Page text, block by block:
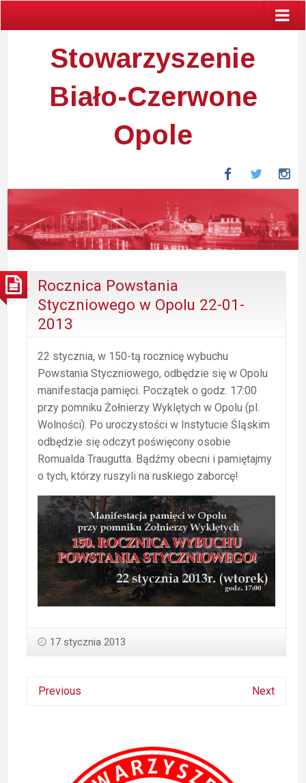
Stowarzyszenie
Biało-Czerwone
Opole
FacebookTwitter
Rocznica Powstania
Styczniowego w Opolu 22-01-
2013
22 stycznia, w 150-tą rocznicę wybuchu
Powstania Styczniowego, odbędzie się w Opolu
manifestacja pamięci. Początek o godz. 17:00
przy pomniku Żołnierzy Wyklętych w Opolu (pl.
Wolności). Po uroczystości w Instytucie Śląskim
odbędzie się odczyt poświęcony osobie
Romualda Traugutta. Bądźmy obecni i pamiętajmy
o tych, którzy ruszyli na ruskiego zaborcę!
17 stycznia 2013
Previous Next